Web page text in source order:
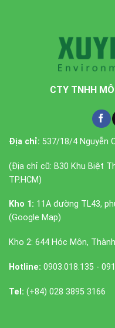
CTY TNHH
Địa chỉ: 537/18/4 Nguyễn
(Địa chỉ cũ: B30 Khu Biệt
TP.HCM)
Kho 1: 11A đường TL43,
(Google Map)
Kho 2: 644 Hóc Môn,
Hotline: 0903.018.135 -
Tel: (+84) 028 3895 3166